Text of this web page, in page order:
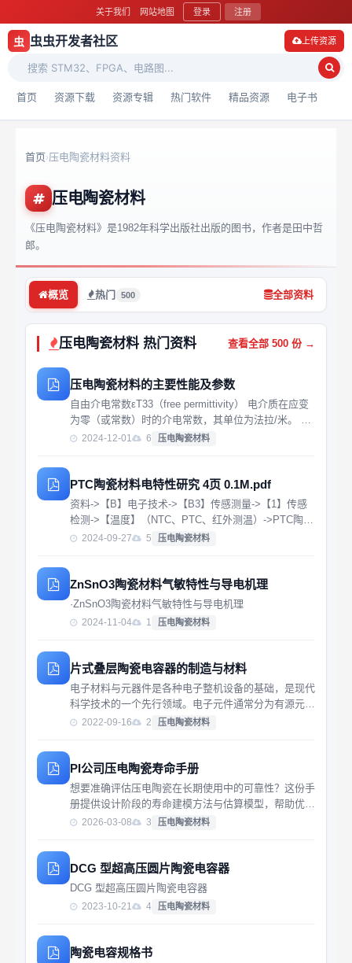
关于我们 网站地图 登录 注册
虫 虫虫开发者社区
首页 资源下载 资源专辑 热门软件 精品资源 电子书
上传资源
首页›压电陶瓷材料资料
压电陶瓷材料
《压电陶瓷材料》是1982年科学出版社出版的图书，作者是田中哲
郎。
概览 热门 500 全部资料
压电陶瓷材料 热门资料 查看全部 500 份 →
压电陶瓷材料的主要性能及参数
自由介电常数εT33（free permittivity） 电介质在应变
为零（或常数）时的介电常数，其单位为法拉/米。 相
对介电常数εTr3（relative permittivity）
2024-12-01 6 压电陶瓷材料
PTC陶瓷材料电特性研究 4页 0.1M.pdf
资料->【B】电子技术->【B3】传感测量->【1】传感
检测->【温度】（NTC、PTC、红外测温）->PTC陶瓷
材料电特性研究 4页 0.1M.pdf
2024-09-27 5 压电陶瓷材料
ZnSnO3陶瓷材料气敏特性与导电机理
·ZnSnO3陶瓷材料气敏特性与导电机理
2024-11-04 1 压电陶瓷材料
片式叠层陶瓷电容器的制造与材料
电子材料与元器件是各种电子整机设备的基础，是现代
科学技术的一个先行领域。电子元件通常分为有源元件
(主动元件)与无源元件(被动元件)两个大类。有源元件
2022-09-16 2 压电陶瓷材料
PI公司压电陶瓷寿命手册
想要准确评估压电陶瓷在长期使用中的可靠性？这份手
册提供设计阶段的寿命建模方法与估算模型，帮助优化
系统性能与成本控制。
2026-03-08 3 压电陶瓷材料
DCG 型超高压圆片陶瓷电容器
DCG 型超高压圆片陶瓷电容器
2023-10-21 4 压电陶瓷材料
陶瓷电容规格书